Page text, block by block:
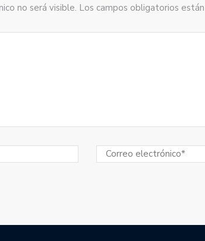
no será visible. Los campos obligatorios